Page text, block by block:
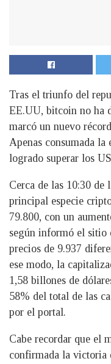
Tras el triunfo del
EE.UU, bitcoin no ha
marcó un nuevo
Apenas consumada
logrado superar los
Cerca de las 10:30 de
principal especie
79.800, con un
según informó el sitio
precios de 9.937
ese modo, la
1,58 billones de
58% del total de las
por el portal.
Cabe recordar que el
confirmada la victoria